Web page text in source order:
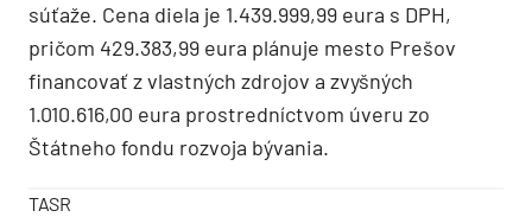
súťaže. Cena diela je 1.439.999,99 eura s DPH,
pričom 429.383,99 eura plánuje mesto Prešov
financovať z vlastných zdrojov a zvyšných
1.010.616,00 eura prostredníctvom úveru zo
Štátneho fondu rozvoja bývania.
TASR